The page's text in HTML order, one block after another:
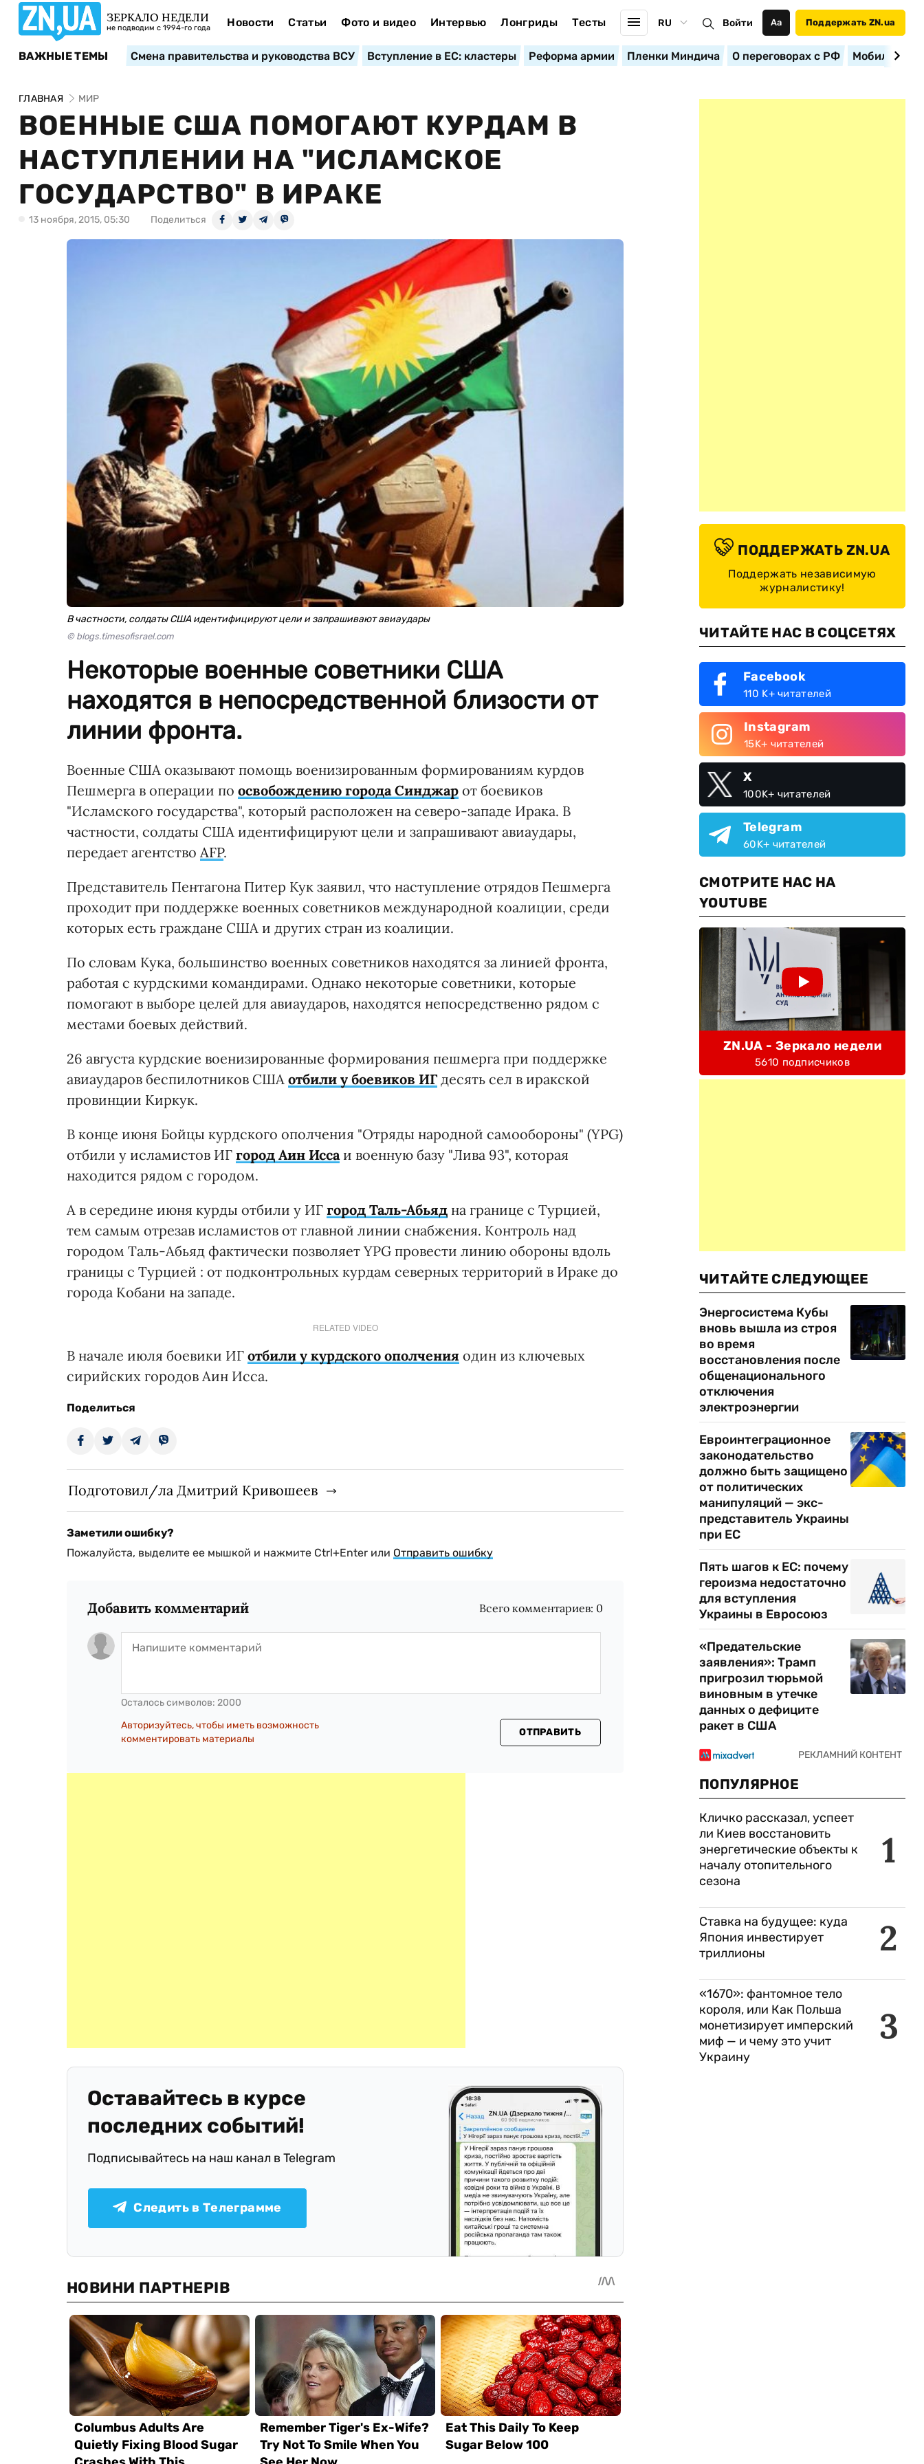
ЗЕРКАЛО НЕДЕЛИ
не подводим с 1994-го года Новости Статьи Фото и видео Интервью Лонгриды Тесты RU Войти Аа Поддержать ZN.ua
ВАЖНЫЕ ТЕМЫ Смена правительства и руководства ВСУ Вступление в ЕС: кластеры Реформа армии Пленки Миндича О переговорах с РФ
ГЛАВНАЯ МИР
ВОЕННЫЕ США ПОМОГАЮТ КУРДАМ В
НАСТУПЛЕНИИ НА "ИСЛАМСКОЕ
ГОСУДАРСТВО" В ИРАКЕ
13 ноября, 2015, 05:30 Поделиться
В частности, солдаты США идентифицируют цели и запрашивают авиаудары
© blogs.timesofisrael.com
Некоторые военные советники США
находятся в непосредственной близости от
линии фронта.
Военные США оказывают помощь военизированным формированиям курдов
Пешмерга в операции по освобождению города Синджар от боевиков
"Исламского государства", который расположен на северо-западе Ирака. В
частности, солдаты США идентифицируют цели и запрашивают авиаудары,
передает агентство AFP.
Представитель Пентагона Питер Кук заявил, что наступление отрядов Пешмерга
проходит при поддержке военных советников международной коалиции, среди
которых есть граждане США и других стран из коалиции.
По словам Кука, большинство военных советников находятся за линией фронта,
работая с курдскими командирами. Однако некоторые советники, которые
помогают в выборе целей для авиаударов, находятся непосредственно рядом с
местами боевых действий.
26 августа курдские военизированные формирования пешмерга при поддержке
авиаударов беспилотников США отбили у боевиков ИГ десять сел в иракской
провинции Киркук.
В конце июня Бойцы курдского ополчения "Отряды народной самообороны" (YPG)
отбили у исламистов ИГ город Аин Исса и военную базу "Лива 93", которая
находится рядом с городом.
А в середине июня курды отбили у ИГ город Таль-Абьяд на границе с Турцией,
тем самым отрезав исламистов от главной линии снабжения. Контроль над
городом Таль-Абьяд фактически позволяет YPG провести линию обороны вдоль
границы с Турцией : от подконтрольных курдам северных территорий в Ираке до
города Кобани на западе.
RELATED VIDEO
В начале июля боевики ИГ отбили у курдского ополчения один из ключевых
сирийских городов Аин Исса.
Поделиться
Подготовил/ла Дмитрий Кривошеев
Заметили ошибку?
Пожалуйста, выделите ее мышкой и нажмите Ctrl+Enter или Отправить ошибку
Добавить комментарий Всего комментариев: 0
Осталось символов: 2000
Авторизуйтесь, чтобы иметь возможность
комментировать материалы
ОТПРАВИТЬ
Оставайтесь в курсе
последних событий!
Подписывайтесь на наш канал в Telegram
Следить в Телеграмме
ПОДДЕРЖАТЬ ZN.UA
Поддержать независимую
журналистику!
ЧИТАЙТЕ НАС В СОЦСЕТЯХ
Facebook
110 K+ читателей
Instagram
15K+ читателей
X
100K+ читателей
Telegram
60K+ читателей
СМОТРИТЕ НАС НА
YOUTUBE
ZN.UA - Зеркало недели
5610 подписчиков
ЧИТАЙТЕ СЛЕДУЮЩЕЕ
Энергосистема Кубы
вновь вышла из строя
во время
восстановления после
общенационального
отключения
электроэнергии
Евроинтеграционное
законодательство
должно быть защищено
от политических
манипуляций — экс-
представитель Украины
при ЕС
Пять шагов к ЕС: почему
героизма недостаточно
для вступления
Украины в Евросоюз
«Предательские
заявления»: Трамп
пригрозил тюрьмой
виновным в утечке
данных о дефиците
ракет в США
ПОПУЛЯРНОЕ
1
Кличко рассказал, успеет
ли Киев восстановить
энергетические объекты к
началу отопительного
сезона
2
Ставка на будущее: куда
Япония инвестирует
триллионы
3
«1670»: фантомное тело
короля, или Как Польша
монетизирует имперский
миф — и чему это учит
Украину